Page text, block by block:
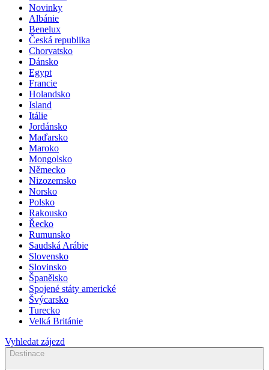
Novinky
Albánie
Benelux
Česká republika
Chorvatsko
Dánsko
Egypt
Francie
Holandsko
Island
Itálie
Jordánsko
Maďarsko
Maroko
Mongolsko
Německo
Nizozemsko
Norsko
Polsko
Rakousko
Řecko
Rumunsko
Saudská Arábie
Slovensko
Slovinsko
Španělsko
Spojené státy americké
Švýcarsko
Turecko
Velká Británie
Vyhledat zájezd
Destinace